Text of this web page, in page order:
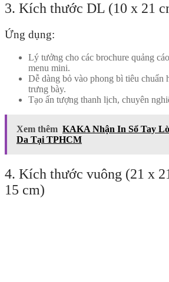
3. Kích thước DL (10 x 21
Ứng dụng:
Lý tưởng cho các brochure quảng
menu mini.
Dễ dàng bỏ vào phong bì tiêu chuẩn
trưng bày.
Tạo ấn tượng thanh lịch, chuyên
Xem thêm KAKA Nhận In Sổ Tay
Da Tại TPHCM
4. Kích thước vuông (21 x
15 cm)